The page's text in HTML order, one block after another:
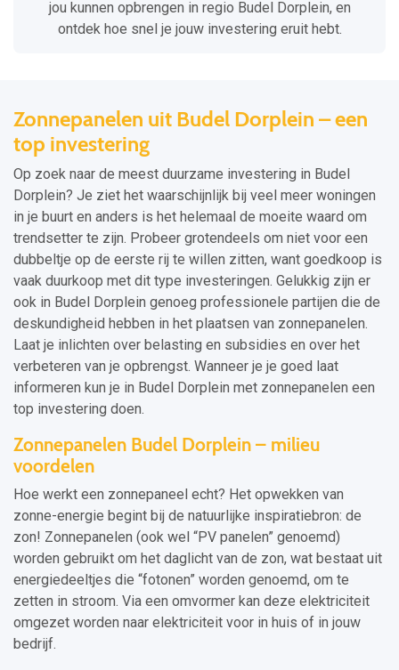
jou kunnen opbrengen in regio Budel Dorplein, en
ontdek hoe snel je jouw investering eruit hebt.
Zonnepanelen uit Budel Dorplein – een
top investering
Op zoek naar de meest duurzame investering in Budel
Dorplein? Je ziet het waarschijnlijk bij veel meer woningen
in je buurt en anders is het helemaal de moeite waard om
trendsetter te zijn. Probeer grotendeels om niet voor een
dubbeltje op de eerste rij te willen zitten, want goedkoop is
vaak duurkoop met dit type investeringen. Gelukkig zijn er
ook in Budel Dorplein genoeg professionele partijen die de
deskundigheid hebben in het plaatsen van zonnepanelen.
Laat je inlichten over belasting en subsidies en over het
verbeteren van je opbrengst. Wanneer je je goed laat
informeren kun je in Budel Dorplein met zonnepanelen een
top investering doen.
Zonnepanelen Budel Dorplein – milieu
voordelen
Hoe werkt een zonnepaneel echt? Het opwekken van
zonne-energie begint bij de natuurlijke inspiratiebron: de
zon! Zonnepanelen (ook wel “PV panelen” genoemd)
worden gebruikt om het daglicht van de zon, wat bestaat uit
energiedeeltjes die “fotonen” worden genoemd, om te
zetten in stroom. Via een omvormer kan deze elektriciteit
omgezet worden naar elektriciteit voor in huis of in jouw
bedrijf.